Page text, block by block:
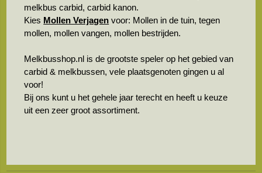
melkbus carbid, carbid kanon.
Kies Mollen Verjagen voor: Mollen in de tuin, tegen
mollen, mollen vangen, mollen bestrijden.
Melkbusshop.nl is de grootste speler op het gebied van
carbid & melkbussen, vele plaatsgenoten gingen u al
voor!
Bij ons kunt u het gehele jaar terecht en heeft u keuze
uit een zeer groot assortiment.